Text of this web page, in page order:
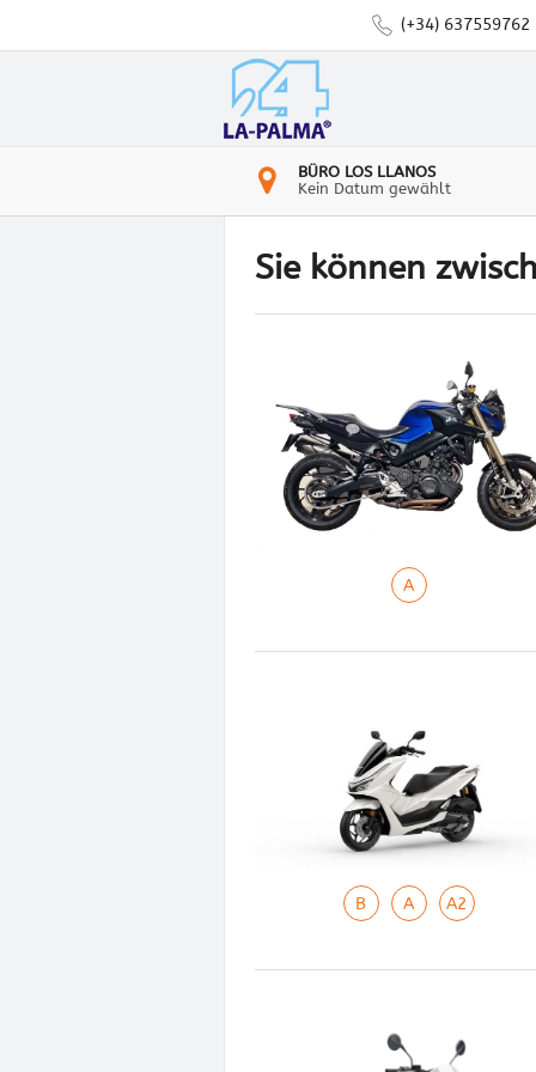
(+34) 637559762
BÜRO LOS LLANOS
Kein Datum gewählt
Sie können
A
B A A2